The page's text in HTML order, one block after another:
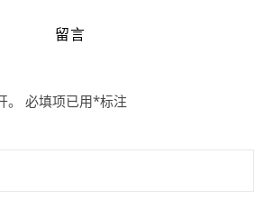
留言
必填项已用*标注